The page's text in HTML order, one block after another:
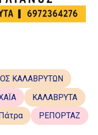
ΚΑΛΑΒΡΥΤΩΝ
ΚΑΛΑΒΡΥΤΑ
Πάτρα
ΡΕΠΟΡΤΑΖ